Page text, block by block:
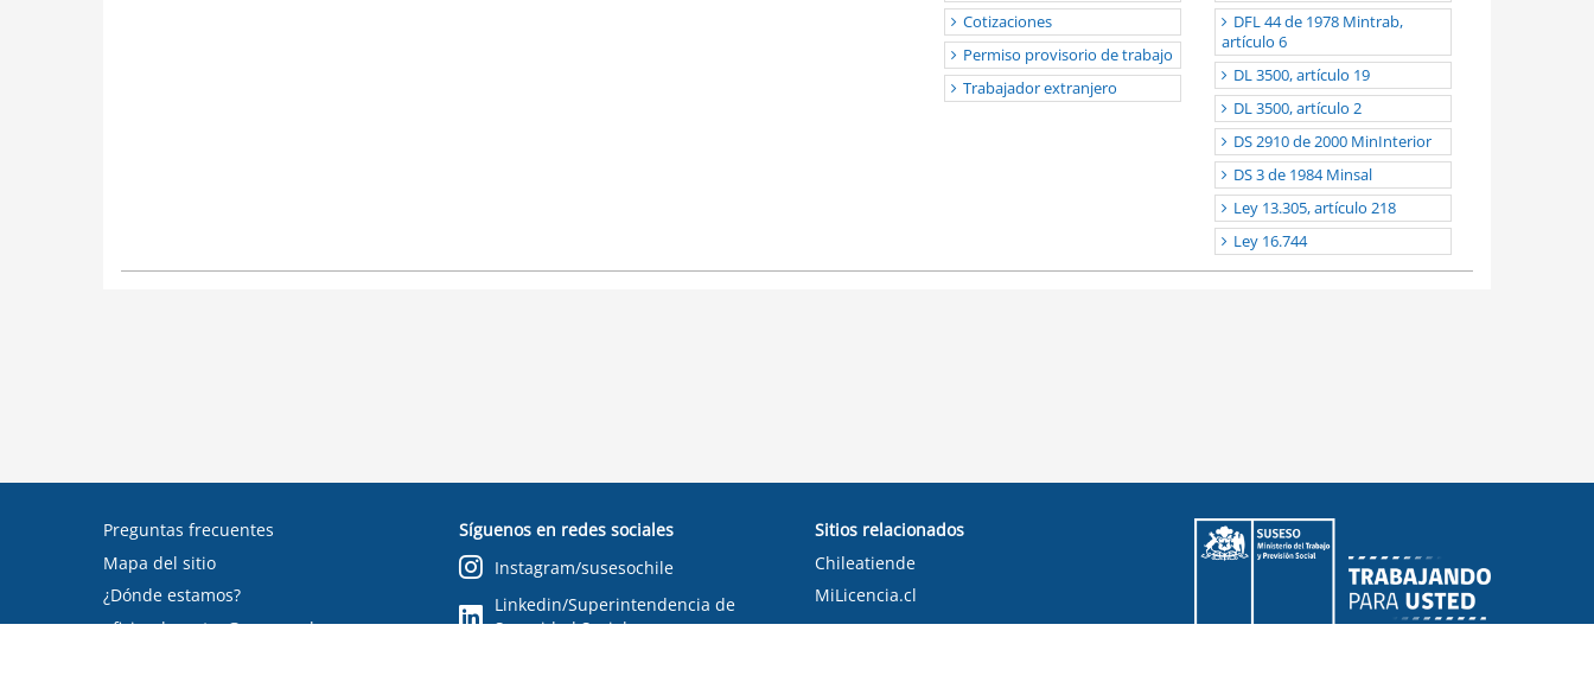
Cotizaciones
Permiso provisorio de trabajo
Trabajador extranjero
DFL 44 de 1978 Mintrab,
artículo 6
DL 3500, artículo 19
DL 3500, artículo 2
DS 2910 de 2000 MinInterior
DS 3 de 1984 Minsal
Ley 13.305, artículo 218
Ley 16.744
Preguntas frecuentes
Mapa del sitio
¿Dónde estamos?
oficinadepartes@suseso.cl
Síguenos en redes sociales
Instagram/susesochile
Linkedin/Superintendencia de
Seguridad Social
Sitios relacionados
Chileatiende
MiLicencia.cl